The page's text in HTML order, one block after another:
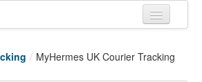
/ MyHermes UK Courier Tracking